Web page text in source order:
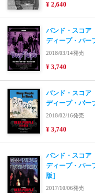
¥ 2,640
バンド・スコア
ディープ・パー
2018/03/14発売
¥ 3,740
バンド・スコア
ディープ・パー
2018/02/16発売
¥ 3,740
バンド・スコア
ディープ・パー
版］
2017/10/06発売